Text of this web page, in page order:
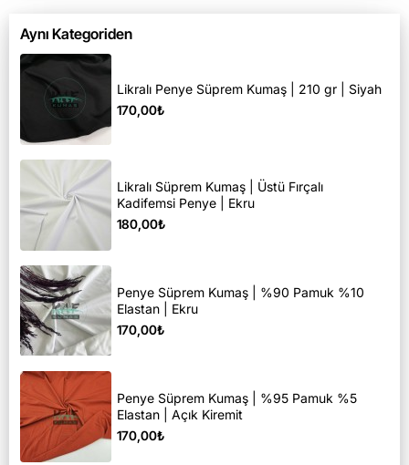
Aynı Kategoriden
Likralı Penye Süprem Kumaş | 210 gr | Siyah
170,00₺
Likralı Süprem Kumaş | Üstü Fırçalı
Kadifemsi Penye | Ekru
180,00₺
Penye Süprem Kumaş | %90 Pamuk %10
Elastan | Ekru
170,00₺
Penye Süprem Kumaş | %95 Pamuk %5
Elastan | Açık Kiremit
170,00₺